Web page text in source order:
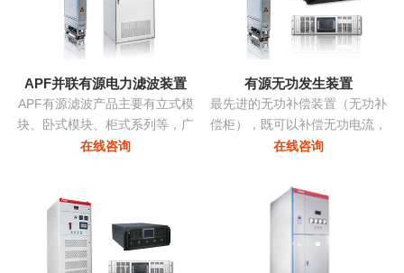
APF并联有源电力滤波装置
APF有源滤波产品主要有立式模
块、卧式模块、柜式系列等，广
泛应用多种负载产生的谐波。
在线咨询
有源无功发生装置
最先进的无功补偿装置（无功补
偿柜），既可以补偿无功电流，
亦可补偿谐波电流，改善三相不
制系统振荡...
在线咨询